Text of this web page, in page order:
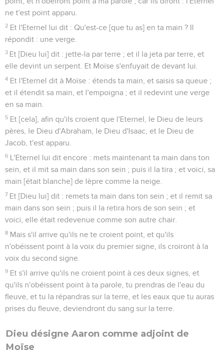
ne t'est point apparu.
2 Et l'Eternel lui dit : Qu'est-ce [que tu as] en ta main ? Il
répondit : une verge.
3 Et [Dieu lui] dit : jette-la par terre ; et il la jeta par terre, et
elle devint un serpent. Et Moïse s'enfuyait de devant lui.
4 Et l'Eternel dit à Moïse : étends ta main, et saisis sa queue ;
et il étendit sa main, et l'empoigna ; et il redevint une verge
en sa main.
5 Et [cela], afin qu'ils croient que l'Eternel, le Dieu de leurs
pères, le Dieu d'Abraham, le Dieu d'Isaac, et le Dieu de
Jacob, t'est apparu.
6 L'Eternel lui dit encore : mets maintenant ta main dans ton
sein, et il mit sa main dans son sein ; puis il la tira ; et voici, sa
main [était blanche] de lèpre comme la neige.
7 Et [Dieu lui] dit : remets ta main dans ton sein ; et il remit sa
main dans son sein ; puis il la retira hors de son sein ; et
voici, elle était redevenue comme son autre chair.
8 Mais s'il arrive qu'ils ne te croient point, et qu'ils
n'obéissent point à la voix du premier signe, ils croiront à la
voix du second signe.
9 Et s'il arrive qu'ils ne croient point à ces deux signes, et
qu'ils n'obéissent point à ta parole, tu prendras de l'eau du
fleuve, et tu la répandras sur la terre, et les eaux que tu auras
prises du fleuve, deviendront du sang sur la terre.
Dieu désigne Aaron comme adjoint de
Moïse